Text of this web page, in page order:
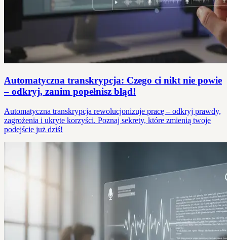
Automatyczna transkrypcja: Czego ci nikt nie powie
– odkryj, zanim popełnisz błąd!
Automatyczna transkrypcja rewolucjonizuje pracę – odkryj prawdy,
zagrożenia i ukryte korzyści. Poznaj sekrety, które zmienią twoje
podejście już dziś!